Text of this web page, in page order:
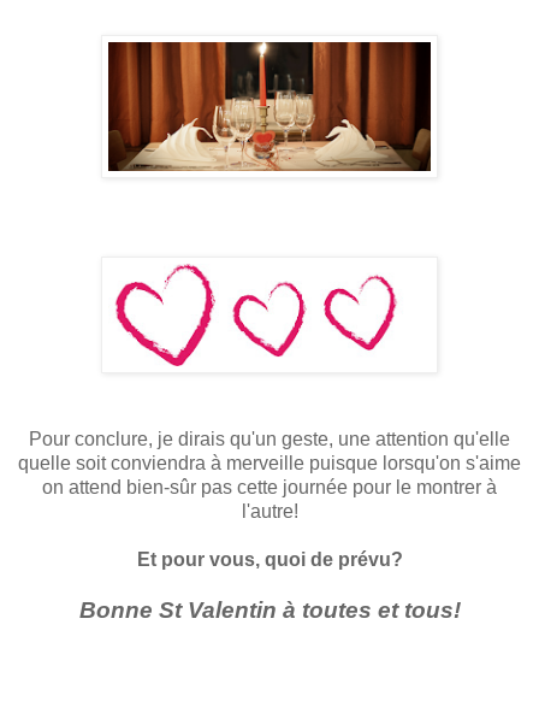
Pour conclure, je dirais qu'un geste, une attention qu'elle
quelle soit conviendra à merveille puisque lorsqu'on s'aime
on attend bien-sûr pas cette journée pour le montrer à
l'autre!
Et pour vous, quoi de prévu?
Bonne St Valentin à toutes et tous!